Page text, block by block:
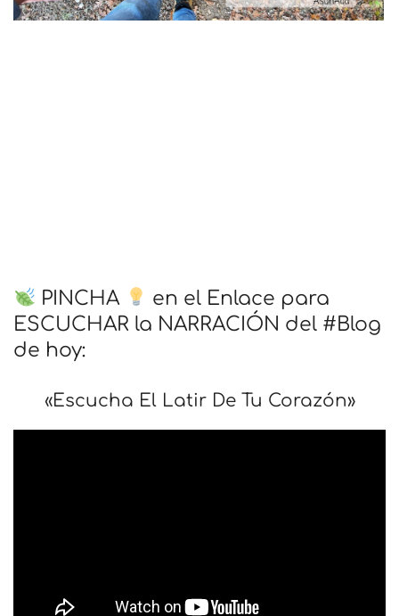
PINCHA
en el Enlace para
ESCUCHAR la NARRACIÓN del #Blog
de hoy:
«Escucha El Latir De Tu Corazón»